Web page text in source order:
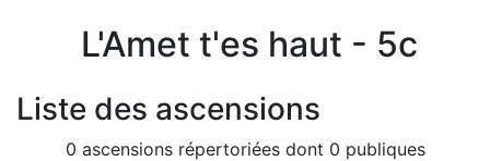
L'Amet t'es haut - 5c
Liste des ascensions
0 ascensions répertoriées dont 0 publiques